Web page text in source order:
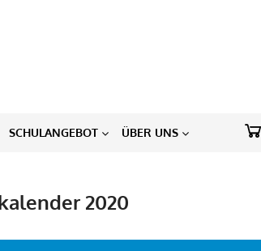
SCHULANGEBOT ÜBER UNS
2020